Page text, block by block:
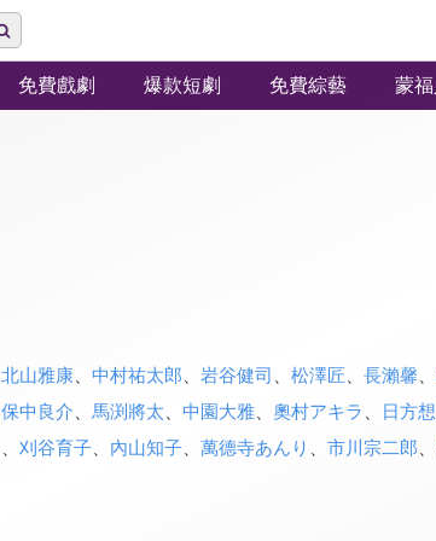
免費戲劇 爆款短劇 免費綜藝 蒙
北山雅康、 中村祐太郎 岩谷健司 松澤匠 長瀨馨
保中良介 馬渕將太 中園大雅、 奧村アキラ 日方想
刈谷育子、 內山知子、 萬德寺あんり 市川宗二郎